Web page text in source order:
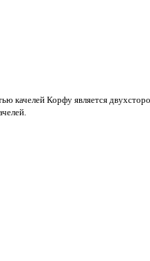
качелей Корфу является